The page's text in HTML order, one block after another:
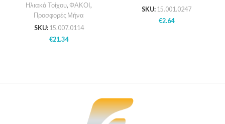
Ηλιακά Τοίχου, ΦΑΚΟΙ ,
Προσφορές Μήνα
SKU: 15.007.0114
€21.34
SKU: 15.001.0247
€2.64